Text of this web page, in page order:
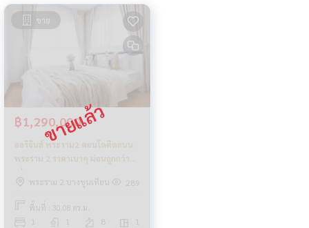
ขาย
฿1,290,000
ออริจินส์ พระราม2 คอนโดติดถนน
พระราม 2 ราคาเบาๆ ผ่อนถูกกว่า
เช่า
พระราม 2 บางขุนเทียน
289
พื้นที่ : 30.08 ตร.ม.
1 1 8 1